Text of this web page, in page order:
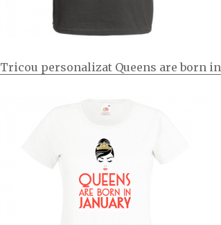
Tricou personalizat Queens are born in